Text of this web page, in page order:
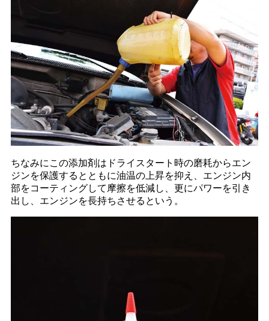
ちなみにこの添加剤はドライスタート時の磨耗からエン
ジンを保護するとともに油温の上昇を抑え、エンジン内
部をコーティングして摩擦を低減し、更にパワーを引き
出し、エンジンを長持ちさせるという。